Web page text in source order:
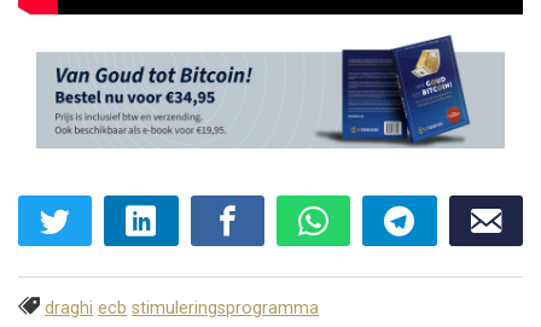
draghi ecb stimuleringsprogramma